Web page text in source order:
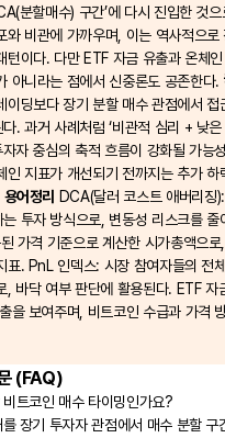
분할매수) 구간’에 다시 진입한 것
와 비관에 가까우며, 이는 역사적으
턴이다. 다만 ETF 자금 유출과 온체
아니라는 점에서 신중론도 공존한다.
이딩보다 장기 분할 매수 관점에서 접
. 과거 사례처럼 ‘비관적 심리 + 낮은
자 중심의 축적 흐름이 강화될 가능
인 지표가 개선되기 전까지는 추가 하
어정리 DCA(달러 코스트 애버리징
는 투자 방식으로, 변동성 리스크를
가격 기준으로 계산한 시가총액으
표. PnL 인덱스: 시장 참여자들의 전
, 바닥 여부 판단에 활용된다. ETF 자
을 보여주며, 비트코인 수급과 가격
(FAQ)
트코인 매수 타이밍인가요?
장기 투자자 관점에서 매수 분할